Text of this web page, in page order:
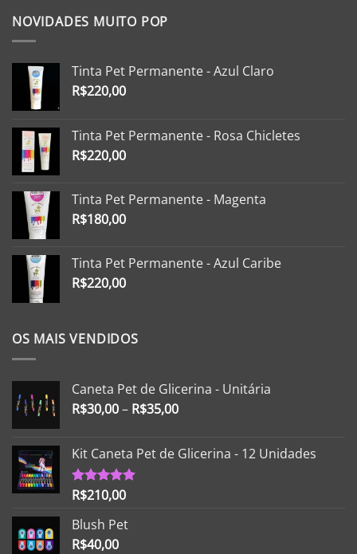
NOVIDADES MUITO POP
Tinta Pet Permanente - Azul Claro
R$220,00
Tinta Pet Permanente - Rosa Chicletes
R$220,00
Tinta Pet Permanente - Magenta
R$180,00
Tinta Pet Permanente - Azul Caribe
R$220,00
OS MAIS VENDIDOS
Caneta Pet de Glicerina - Unitária
R$30,00– R$35,00
Kit Caneta Pet de Glicerina - 12 Unidades
Avaliação
R$210,00
Blush Pet
R$40,00